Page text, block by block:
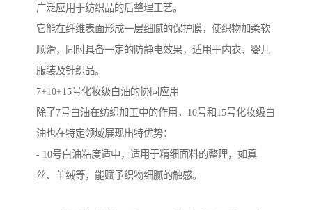
广泛应用于纺织品的后整理工艺。
它能在纤维表面形成一层细腻的保护膜，使织物加柔软
顺滑，同时具备一定的防静电效果，适用于内衣、婴儿
服装及针织品。
7+10+15号化妆级白油的协同应用
除了7号白油在纺织加工中的作用，10号和15号化妆级白
油也在特定领域展现出特优势：
- 10号白油粘度适中，适用于精细面料的整理，如真
丝、羊绒等，能赋予织物细腻的触感。